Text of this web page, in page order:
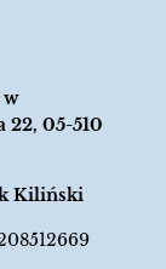
w
22, 05-510
Kiliński